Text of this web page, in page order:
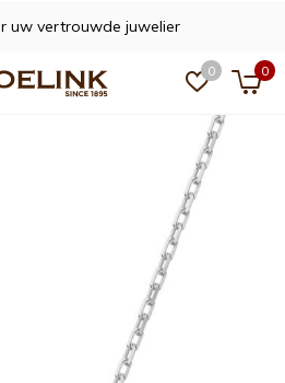
0 0
uw vertrouwde juwelier